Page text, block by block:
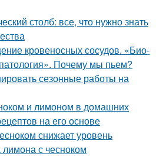
столб: все, что нужно знать
кровеносных сосудов. «Био-
Почему мы пьем?
сезонные работы на
и лимоном в домашних
на его основе
снижает уровень
с чесноком